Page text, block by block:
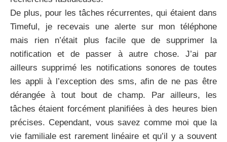
De plus, pour les tâches récurrentes, qui étaient dans
Timeful, je recevais une alerte sur mon téléphone
mais rien n’était plus facile que de supprimer la
notification et de passer à autre chose. J’ai par
ailleurs supprimé les notifications sonores de toutes
les appli à l’exception des sms, afin de ne pas être
dérangée à tout bout de champ. Par ailleurs, les
tâches étaient forcément planifiées à des heures bien
précises. Cependant, vous savez comme moi que la
vie familiale est rarement linéaire et qu’il y a souvent